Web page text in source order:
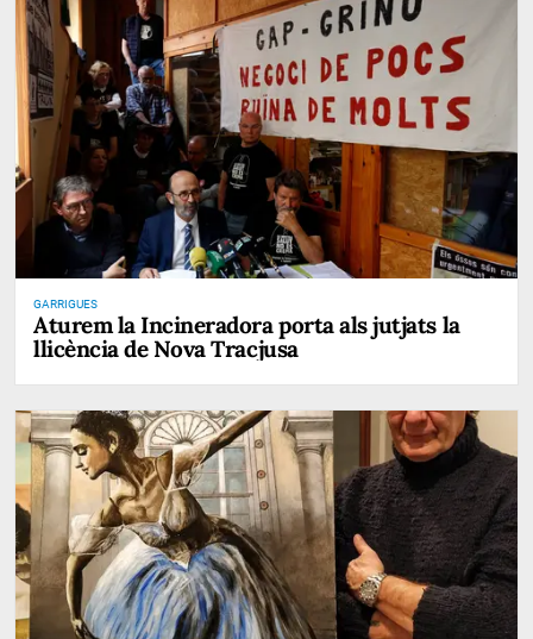
GARRIGUES
Aturem la Incineradora porta als jutjats la
llicència de Nova Tracjusa